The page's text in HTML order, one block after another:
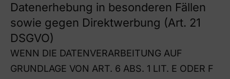
Datenerhebung in besonderen Fällen
sowie gegen Direktwerbung (Art. 21
DSGVO)
WENN DIE DATENVERARBEITUNG AUF
GRUNDLAGE VON ART. 6 ABS. 1 LIT. E ODER F